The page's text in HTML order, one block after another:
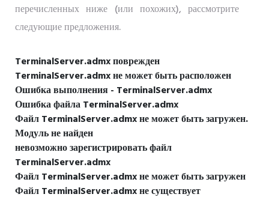
перечисленных ниже (или похожих), рассмотрите
следующие предложения.
TerminalServer.admx поврежден
TerminalServer.admx не может быть расположен
Ошибка выполнения - TerminalServer.admx
Ошибка файла TerminalServer.admx
Файл TerminalServer.admx не может быть загружен.
Модуль не найден
невозможно зарегистрировать файл
TerminalServer.admx
Файл TerminalServer.admx не может быть загружен
Файл TerminalServer.admx не существует